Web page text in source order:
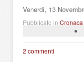
Venerdì, 13
Pubblicato in Cronaca
2 commenti